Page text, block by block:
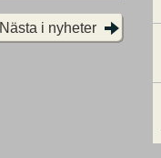
Nästa i nyheter